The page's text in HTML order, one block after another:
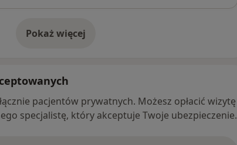
Pokaż więcej
o adresie
pacjentów prywatnych. Możesz opłacić wizytę
specjalistę, który akceptuje Twoje ubezpieczenie.